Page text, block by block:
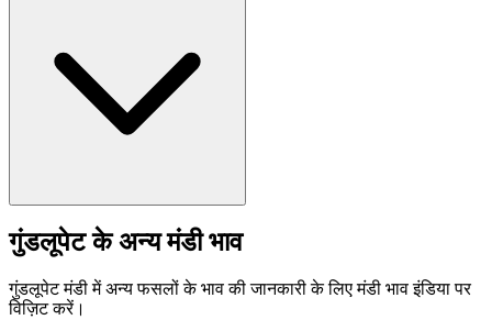
गुंडलूपेट के अन्य मंडी भाव
गुंडलूपेट मंडी में अन्य फसलों के भाव की जानकारी के लिए मंडी भाव इंडिया पर
विज़िट करें।